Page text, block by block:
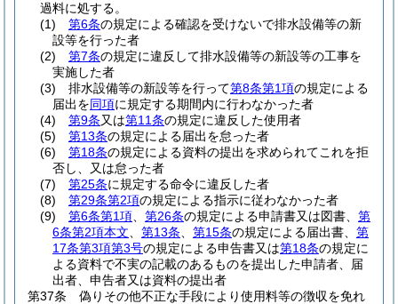
過料に処する。
(1)
第6条の規定による確認を受けないで排水設備等の新
設等を行った者
(2)
第7条の規定に違反して排水設備等の新設等の工事を
実施した者
(3)
排水設備等の新設等を行って第8条第1項の規定による
届出を同項に規定する期間内に行わなかった者
(4)
第9条又は第11条の規定に違反した使用者
(5)
第13条の規定による届出を怠った者
(6)
第18条の規定による資料の提出を求められてこれを拒
否し、又は怠った者
(7)
第25条に規定する命令に違反した者
(8)
第29条第2項の規定による指示に従わなかった者
(9)
第6条第1項 第26条の規定による申請書又は図書、 第
6条第2項本文
第13条 第15条の規定による届出書、 第
17条第3項第3号の規定による申告書又は第18条の規定に
よる資料で不実の記載のあるものを提出した申請者、届
出者、申告者又は資料の提出者
第37条
偽りその他不正な手段により使用料等の徴収を免れ